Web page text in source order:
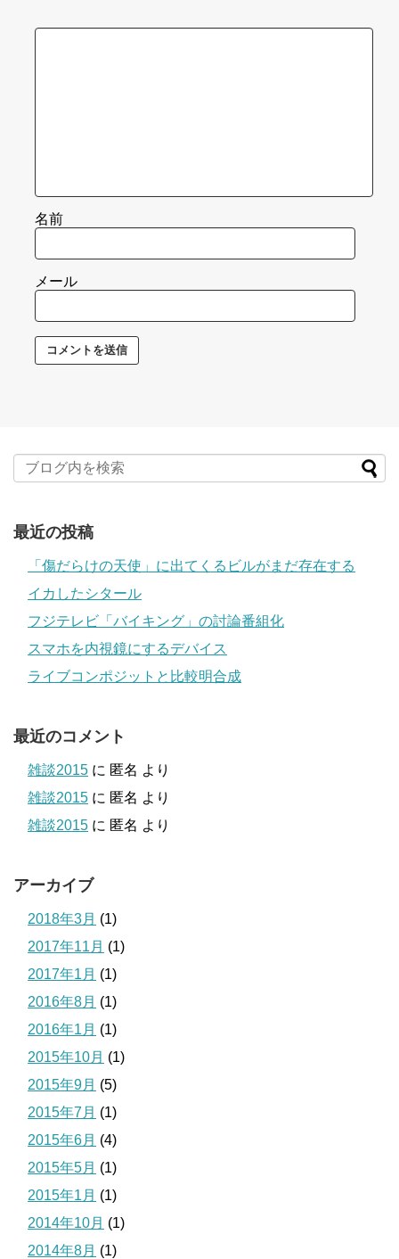
名前
メール
最近の投稿
「傷だらけの天使」に出てくるビルがまだ存在する
イカしたシタール
フジテレビ「バイキング」の討論番組化
スマホを内視鏡にするデバイス
ライブコンポジットと比較明合成
最近のコメント
雑談2015 に 匿名 より
雑談2015 に 匿名 より
雑談2015 に 匿名 より
アーカイブ
2018年3月 (1)
2017年11月 (1)
2017年1月 (1)
2016年8月 (1)
2016年1月 (1)
2015年10月 (1)
2015年9月 (5)
2015年7月 (1)
2015年6月 (4)
2015年5月 (1)
2015年1月 (1)
2014年10月 (1)
2014年8月 (1)